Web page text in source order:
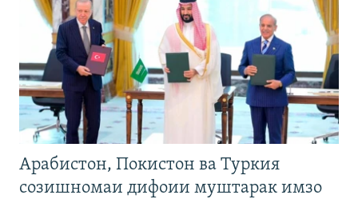
Арабистон, Покистон ва Туркия
созишномаи дифоии муштарак имзо